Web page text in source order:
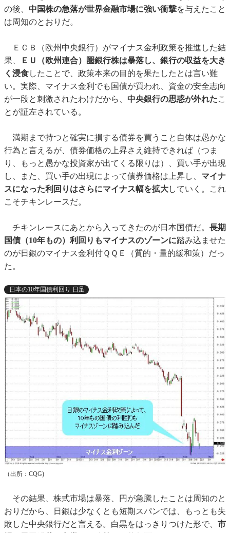
の後、 中国株の急落が世界金融市場に強い衝撃を与えたこと
は周知のとおりだ。
ＥＣＢ（欧州中央銀行）がマイナス金利政策を推進した結
果、
ＥＵ（欧州連合）圏銀行株は暴落し、銀行の収益を大き
く浸食したことで、政策本来の目的を果たしたとは言い難
い。実際、マイナス金利でも国債が買われ、資金の安全志向
が一段と刺激されたわけだから、 中央銀行の思惑が外れたこ
とが証左されている。
満期まで持つと確実に損する債券を買うこと自体は愚かな
行為と言えるが、債券価格の上昇さえ維持できれば（つま
り、もっと愚かな投資家が出てくる限りは）、買い手が出現
し、また、買い手の出現によって債券価格は上昇し、 マイナ
スになった利回りはさらにマイナス幅を拡大していく。これ
こそチキンレースだ。
チキンレースにあとから入ってきたのが日本国債だ。 長期
国債（10年もの）利回りもマイナスのゾーンに踏み込ませた
のが日銀のマイナス金利付ＱＱＥ（質的・量的緩和策）だっ
た。
日本の10年国債利回り 日足
（出所：CQG)
その結果、株式市場は暴落、円が急騰したことは周知のと
おりだから、日銀は少なくとも短期スパンでは、もっとも失
敗した中央銀行だと言える。白黒をはっきりつけた形で、 市